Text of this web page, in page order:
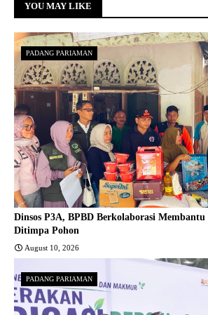
YOU MAY LIKE
PADANG PARIAMAN
Dinsos P3A, BPBD Berkolaborasi
Ditimpa Pohon
August 10, 2026
PADANG PARIAMAN